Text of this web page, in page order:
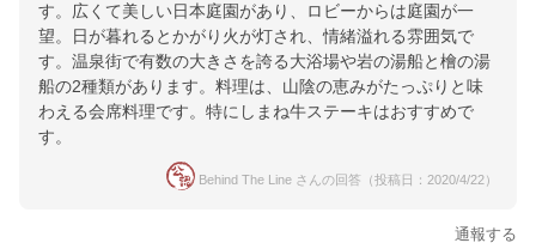
す。広くて美しい日本庭園があり、ロビーからは庭園が一
望。日が暮れるとかがり火が灯され、情緒溢れる雰囲気で
す。温泉街で有数の大きさを誇る大浴場や岩の湯船と檜の湯
船の2種類があります。料理は、山陰の恵みがたっぷりと味
わえる会席料理です。特にしまね牛ステーキはおすすめで
す。
Behind The Line さんの回答（投稿日：2020/4/22）
通報する